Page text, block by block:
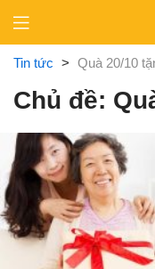
content
Tin tức > Quà 20/10
Chủ đề: